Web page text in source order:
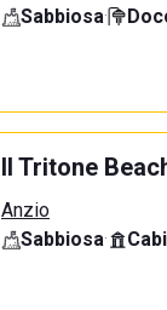
Sabbiosa·
Il Tritone
Anzio
Sabbiosa·